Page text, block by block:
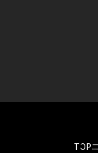
TOP